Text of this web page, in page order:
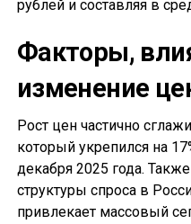
рублей и составляя в
Факторы,
изменение
Рост цен частично
который укрепился на
декабря 2025 года.
структуры спроса в
привлекает массовый